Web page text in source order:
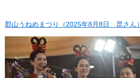
郡山うねめまつり（2025年8月8日 昆さん）